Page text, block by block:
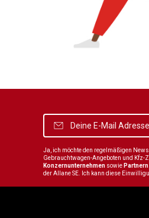
Ja, ich möchte den regelmäßigen
Gebrauchtwagen-Angeboten und Kfz-
Konzernunternehmen sowie Partnern
der Allane SE. Ich kann diese